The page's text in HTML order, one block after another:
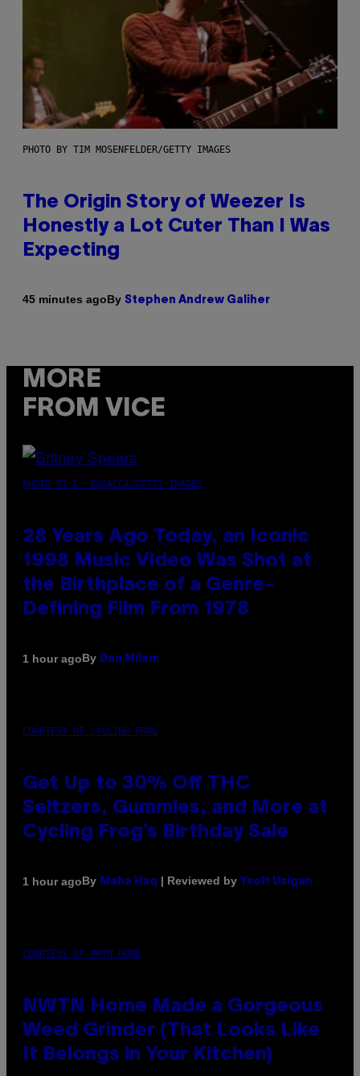
PHOTO BY TIM MOSENFELDER/GETTY IMAGES
The Origin Story of Weezer Is
Honestly a Lot Cuter Than I Was
Expecting
45 minutes agoBy Stephen Andrew Galiher
MORE
FROM VICE
PHOTO BY L. BUSACCA/GETTY IMAGES
28 Years Ago Today, an Iconic
1998 Music Video Was Shot at
the Birthplace of a Genre-
Defining Film From 1978
1 hour agoBy Dan Milam
COURTESY OF CYCLING FROG
Get Up to 30% Off THC
Seltzers, Gummies, and More at
Cycling Frog’s Birthday Sale
1 hour agoBy Maha Haq | Reviewed by Ysolt Usigan
COURTESY OF NWTN HOME
NWTN Home Made a Gorgeous
Weed Grinder (That Looks Like
It Belongs in Your Kitchen)